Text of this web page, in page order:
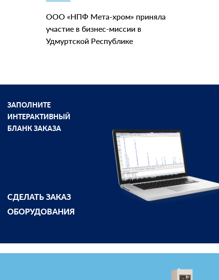
ООО «НПФ Мета-хром» приняла
участие в бизнес-миссии в
Удмуртской Республике
ЗАПОЛНИТЕ
ИНТЕРАКТИВНЫЙ
БЛАНК ЗАКАЗА
СДЕЛАТЬ ЗАКАЗ
ОБОРУДОВАНИЯ